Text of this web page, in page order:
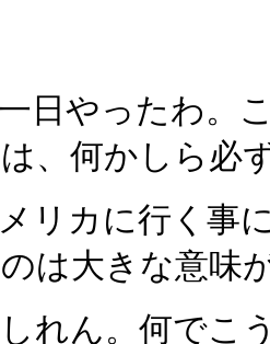
日やったわ。
、何かしら必
リカに行く事
は大きな意味
れん。何でこ